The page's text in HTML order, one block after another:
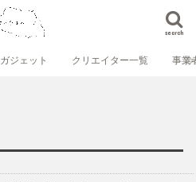
search
ガジェット クリエイター一覧 事業